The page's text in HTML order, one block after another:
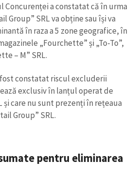
Concurenței a constatat că în urma
Group” SRL va obține sau își va
în raza a 5 zone geografice, în
„Fourchette” și „To-To”,
– M” SRL.
fost constatat riscul excluderii
exclusiv în lanțul operat de
și care nu sunt prezenți în rețeaua
Group” SRL.
pentru eliminarea